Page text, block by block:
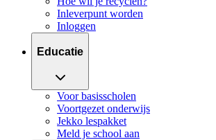
Inleverpunt worden
Inloggen
Educatie
Voor basisscholen
Voortgezet onderwijs
Jekko lespakket
Meld je school aan